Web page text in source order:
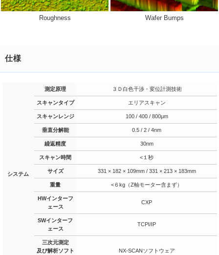
Roughness Wafer Bumps
仕様
システム
測定原理 ３Ｄ白色干渉・変位計測技術
スキャンタイプ エリアスキャン
スキャンレンジ 100 / 400 / 800μm
垂直分解能 0.5 / 2 / 4nm
繰返精度 30nm
スキャン時間 <１秒
サイズ 331 × 182 × 109mm / 331 × 213 × 183mm
重量 <６kg（Z軸モーター含まず）
HWインターフ
ェース
CXP
SWインターフ
ェース
TCPI/IP
三次元測定
及び解析ソフト
NX-SCANソフトウェア